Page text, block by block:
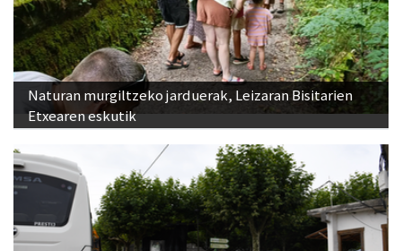
Naturan murgiltzeko jarduerak, Leizaran Bisitarien
Etxearen eskutik